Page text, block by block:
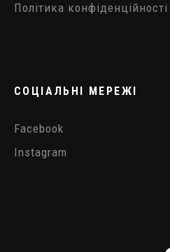
Політика конфіденційності
СОЦІАЛЬНІ МЕРЕЖІ
Facebook
Instagram